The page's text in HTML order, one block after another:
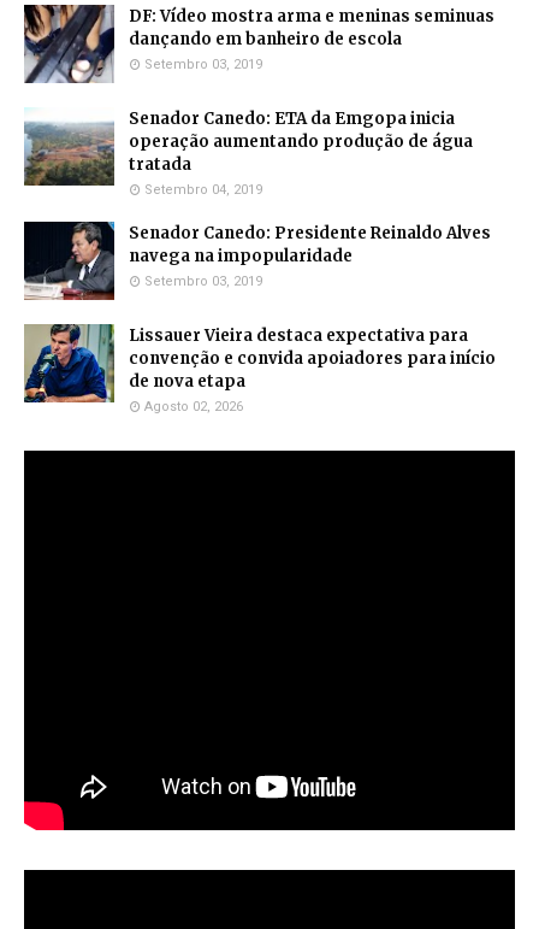
DF: Vídeo mostra arma e meninas seminuas
dançando em banheiro de escola
Setembro 03, 2019
Senador Canedo: ETA da Emgopa inicia
operação aumentando produção de água
tratada
Setembro 04, 2019
Senador Canedo: Presidente Reinaldo Alves
navega na impopularidade
Setembro 03, 2019
Lissauer Vieira destaca expectativa para
convenção e convida apoiadores para início
de nova etapa
Agosto 02, 2026